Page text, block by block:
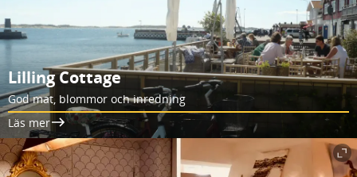
Lilling Cottage
God mat, blommor och inredning
Läs mer